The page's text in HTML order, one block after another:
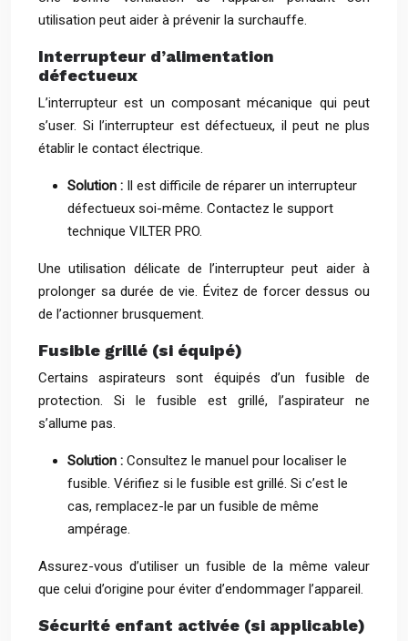
utilisation peut aider à prévenir la surchauffe.
Interrupteur d’alimentation
défectueux
L’interrupteur est un composant mécanique qui peut
s’user. Si l’interrupteur est défectueux, il peut ne plus
établir le contact électrique.
Solution : Il est difficile de réparer un interrupteur
défectueux soi-même. Contactez le support
technique VILTER PRO.
Une utilisation délicate de l’interrupteur peut aider à
prolonger sa durée de vie. Évitez de forcer dessus ou
de l’actionner brusquement.
Fusible grillé (si équipé)
Certains aspirateurs sont équipés d’un fusible de
protection. Si le fusible est grillé, l’aspirateur ne
s’allume pas.
Solution : Consultez le manuel pour localiser le
fusible. Vérifiez si le fusible est grillé. Si c’est le
cas, remplacez-le par un fusible de même
ampérage.
Assurez-vous d’utiliser un fusible de la même valeur
que celui d’origine pour éviter d’endommager l’appareil.
Sécurité enfant activée (si applicable)